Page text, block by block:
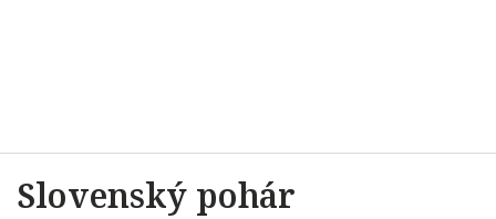
Slovenský pohár